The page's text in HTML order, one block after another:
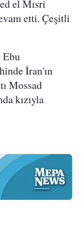
el Mısri
etti. Çeşitli
İran'ın
Mossad
kızıyla